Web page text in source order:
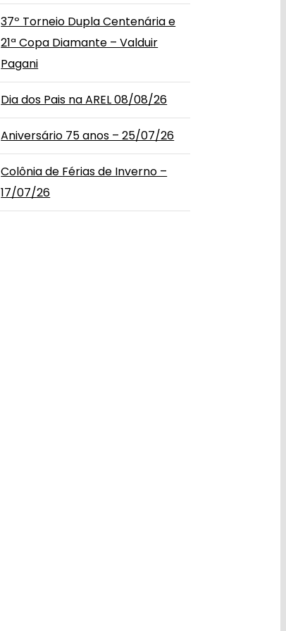
37º Torneio Dupla Centenária e
21ª Copa Diamante – Valduir
Pagani
Dia dos Pais na AREL 08/08/26
Aniversário 75 anos – 25/07/26
Colônia de Férias de Inverno –
17/07/26